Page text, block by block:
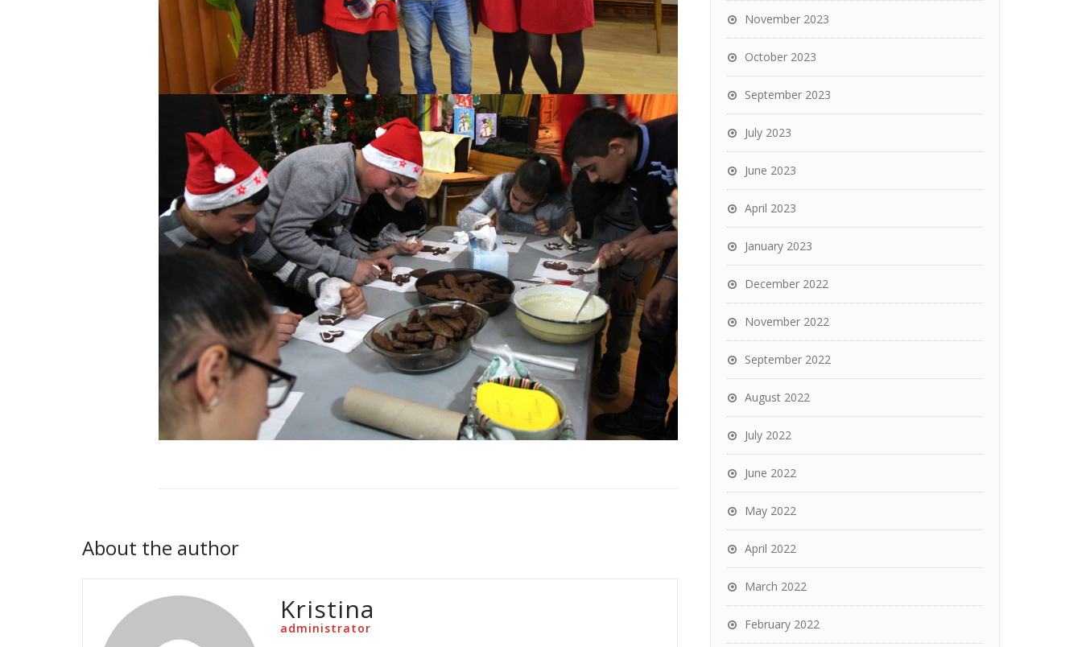
About the author
Kristina
administrator
November 2023
October 2023
September 2023
July 2023
June 2023
April 2023
January 2023
December 2022
November 2022
September 2022
August 2022
July 2022
June 2022
May 2022
April 2022
March 2022
February 2022